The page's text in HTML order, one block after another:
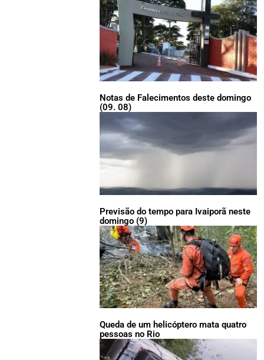
Notas de Falecimentos deste domingo
(09. 08)
Previsão do tempo para Ivaiporã neste
domingo (9)
Queda de um helicóptero mata quatro
pessoas no Rio